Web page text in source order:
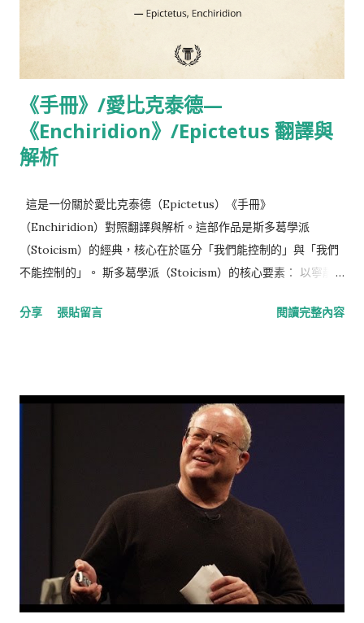
thing to rust I guess we'll just have to adjust With my
When the reaper he reaches and touches my hand With my
lightnin' bolts a-glowin...
《手冊》/愛比克泰德—
《Enchiridion》/Epictetus 翻譯與
解析
這是一份關於愛比克泰德（Epictetus）《手冊》
（Enchiridion）對照翻譯與解析。這部作品是斯多葛學派
（Stoicism）的經典，核心在於區分「我們能控制的」與「我們
不能控制的」。 斯多葛學派（Stoicism）的核心要素： 以寧靜
慧分辨兩者的差異。 —《別因渴望你沒有的，糟蹋了你已經擁有
📘 1-30完整原文與中譯 (Full Text & Translation) 原文 (The
Enchiridion - Elizabeth Carter Translation) 中文翻譯
(Chinese Translation) The Enchiridion By Epictetus.
Written 135 A.C.E. Translated by Elizabeth Carter 《手冊》
愛比克泰德 著。寫於西元 135 年。伊莉莎白·卡特 英譯。 1.
Some things are in our control and others not. Things in
our control are opinion, pursuit, desire, aversion, and, in a
word, whatever are our own actions. Things not in our
control are body, property, reputation, command, and, in
one word, whatever are not our own actions. 1. 有些事情是
分享 張貼留言 閱讀完整內容